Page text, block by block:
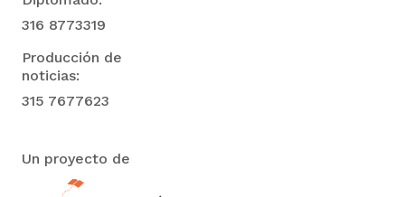
316 8773319
Producción de
noticias:
315 7677623
Un proyecto de